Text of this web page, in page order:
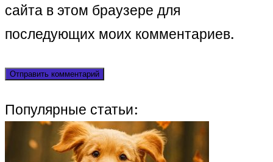
сайта в этом браузере для
последующих моих комментариев.
Популярные статьи: